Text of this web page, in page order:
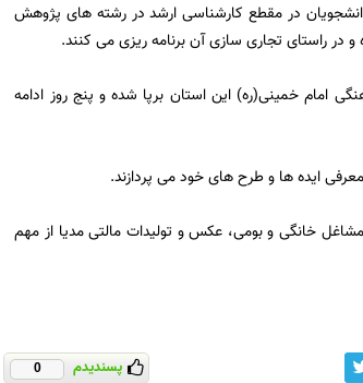
دانشجویان در مقطع کارشناسی ارشد در رشته های پژوهش
راستای تجاری سازی آن برنامه ریزی می کنند.
امام خمینی(ره) این استان برپا شده و پنج روز ادامه
ایده ها و طرح های خود می پردازند.
مشاغل خانگی و بومی، عکس و تولیدات مالتی مدیا از مهم
پسندیدم 0